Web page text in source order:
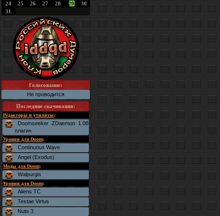
24
25 26 27 28 29
30
31
Голосование:
Не проводится
Последние скачивания:
Редакторы и утилиты:
Doomseeker ZDaemon 1.08
плагин
Уровни для Doom:
Continuous Wave
Angel (Exodus)
Моды для Doom:
Walpurgis
Уровни для Doom:
Aliens TC
Testae Virtus
Nuts 3